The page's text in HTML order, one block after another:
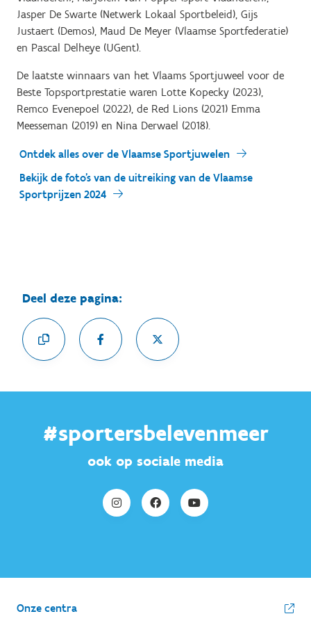
Jasper De Swarte (Netwerk Lokaal Sportbeleid), Gijs
Justaert (Demos), Maud De Meyer (Vlaamse Sportfederatie)
en Pascal Delheye (UGent).
De laatste winnaars van het Vlaams Sportjuweel voor de
Beste Topsportprestatie waren Lotte Kopecky (2023),
Remco Evenepoel (2022), de Red Lions (2021) Emma
Meesseman (2019) en Nina Derwael (2018).
Ontdek alles over de Vlaamse Sportjuwelen
Bekijk de foto's van de uitreiking van de Vlaamse
Sportprijzen 2024
Deel deze pagina:
#sportersbelevenmeer
ook op sociale media
Onze centra